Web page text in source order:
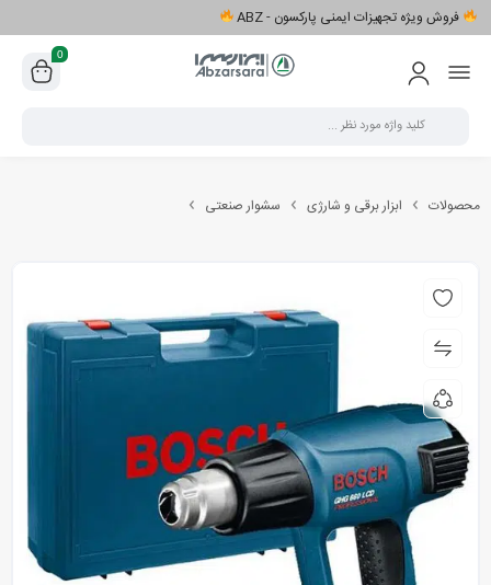
فروش ویژه تجهیزات ایمنی پارکسون - ABZ
0
محصولات ابزار برقی و شارژی سشوار صنعتی